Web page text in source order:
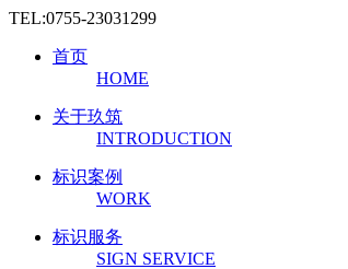
TEL:0755-23031299
首页
HOME
关于玖筑
INTRODUCTION
标识案例
WORK
标识服务
SIGN SERVICE